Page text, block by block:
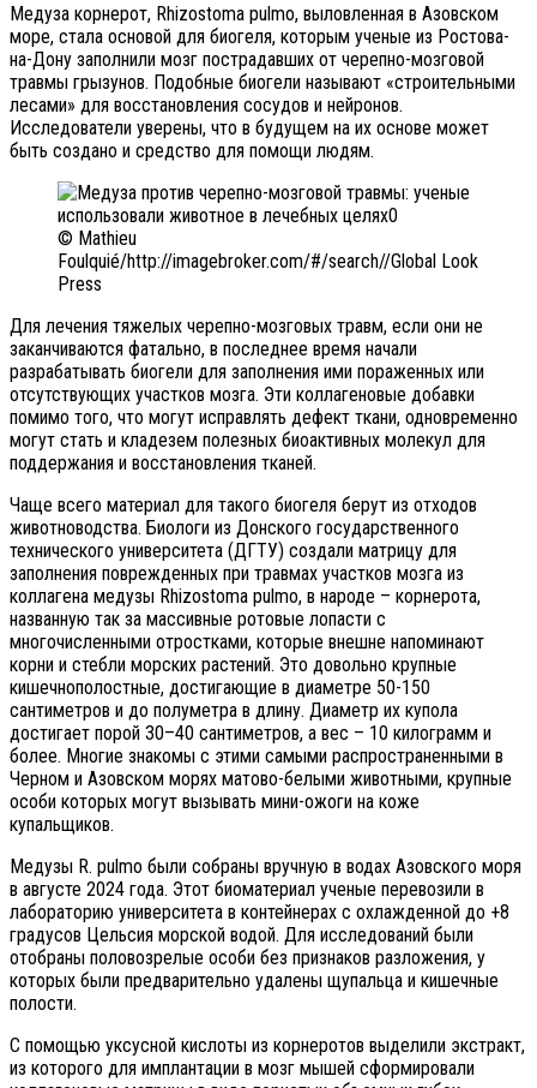
Медуза корнерот, Rhizostoma pulmo, выловленная в Азовском
море, стала основой для биогеля, которым ученые из Ростова-
на-Дону заполнили мозг пострадавших от черепно-мозговой
травмы грызунов. Подобные биогели называют «строительными
лесами» для восстановления сосудов и нейронов.
Исследователи уверены, что в будущем на их основе может
быть создано и средство для помощи людям.
© Mathieu
Foulquié/http://imagebroker.com/#/search//Global Look
Press
Для лечения тяжелых черепно-мозговых травм, если они не
заканчиваются фатально, в последнее время начали
разрабатывать биогели для заполнения ими пораженных или
отсутствующих участков мозга. Эти коллагеновые добавки
помимо того, что могут исправлять дефект ткани, одновременно
могут стать и кладезем полезных биоактивных молекул для
поддержания и восстановления тканей.
Чаще всего материал для такого биогеля берут из отходов
животноводства. Биологи из Донского государственного
технического университета (ДГТУ) создали матрицу для
заполнения поврежденных при травмах участков мозга из
коллагена медузы Rhizostoma pulmo, в народе – корнерота,
названную так за массивные ротовые лопасти с
многочисленными отростками, которые внешне напоминают
корни и стебли морских растений. Это довольно крупные
кишечнополостные, достигающие в диаметре 50-150
сантиметров и до полуметра в длину. Диаметр их купола
достигает порой 30–40 сантиметров, а вес – 10 килограмм и
более. Многие знакомы с этими самыми распространенными в
Черном и Азовском морях матово-белыми животными, крупные
особи которых могут вызывать мини-ожоги на коже
купальщиков.
Медузы R. pulmo были собраны вручную в водах Азовского моря
в августе 2024 года. Этот биоматериал ученые перевозили в
лабораторию университета в контейнерах с охлажденной до +8
градусов Цельсия морской водой. Для исследований были
отобраны половозрелые особи без признаков разложения, у
которых были предварительно удалены щупальца и кишечные
полости.
С помощью уксусной кислоты из корнеротов выделили экстракт,
из которого для имплантации в мозг мышей сформировали